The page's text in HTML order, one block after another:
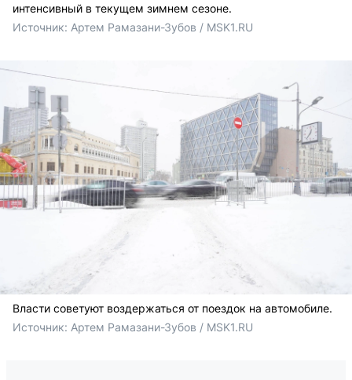
интенсивный в текущем зимнем сезоне.
Источник: Артем Рамазани-Зубов / MSK1.RU
Власти советуют воздержаться от поездок на автомобиле.
Источник: Артем Рамазани-Зубов / MSK1.RU